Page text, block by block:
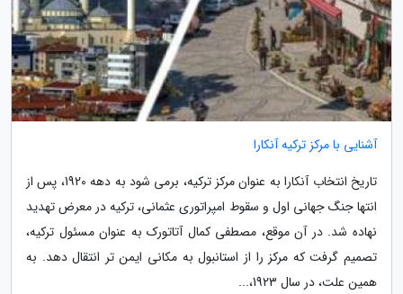
آشنایی با مرکز ترکیه آنکارا
تاریخ انتخاب آنکارا به عنوان مرکز ترکیه، برمی شود به دهه 1920، پس از
انتها جنگ جهانی اول و سقوط امپراتوری عثمانی، ترکیه در معرض تهدید
نهاده شد. در آن موقع، مصطفی کمال آتاتورک به عنوان مسئول ترکیه،
تصمیم گرفت که مرکز را از استانبول به مکانی ایمن تر انتقال دهد. به
همین علت، در سال 1923،...